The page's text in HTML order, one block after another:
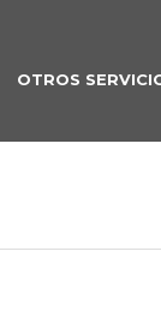
OTROS